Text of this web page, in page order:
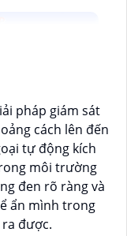
pháp giám sát
cách lên đến
tự động kích
môi trường
đen rõ ràng và
ẩn mình trong
được.